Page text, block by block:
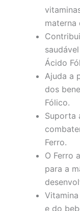
materna
Ácido
Ajuda a
dos
Fólico.
Suporta
Ferro.
O Ferro
para a
e do